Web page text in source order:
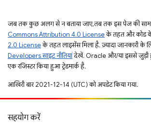
जब तक कुछ अलग से न बताया जाए, तब तक इस पेज की
Commons Attribution 4.0 Licenseके तहत और कोड
2.0 Licenseके तहत लाइसेंस मिला है. ज़्यादा जानकारी के
Developers साइट नीतियांदेखें. Oracle और/या इससे जुड़ी
एक रजिस्टर किया हुआ ट्रेडमार्क है.
आखिरी बार 2021-12-14 (UTC) को अपडेट किया गया.
सहयोग करें